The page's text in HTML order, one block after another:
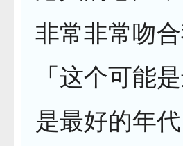
非常非常吻
「这个可能
是最好的年